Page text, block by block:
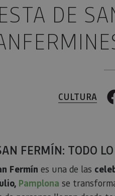
DE
CULTURA
FERMÍN: TODO
Fermín es una de las
Pamplona se